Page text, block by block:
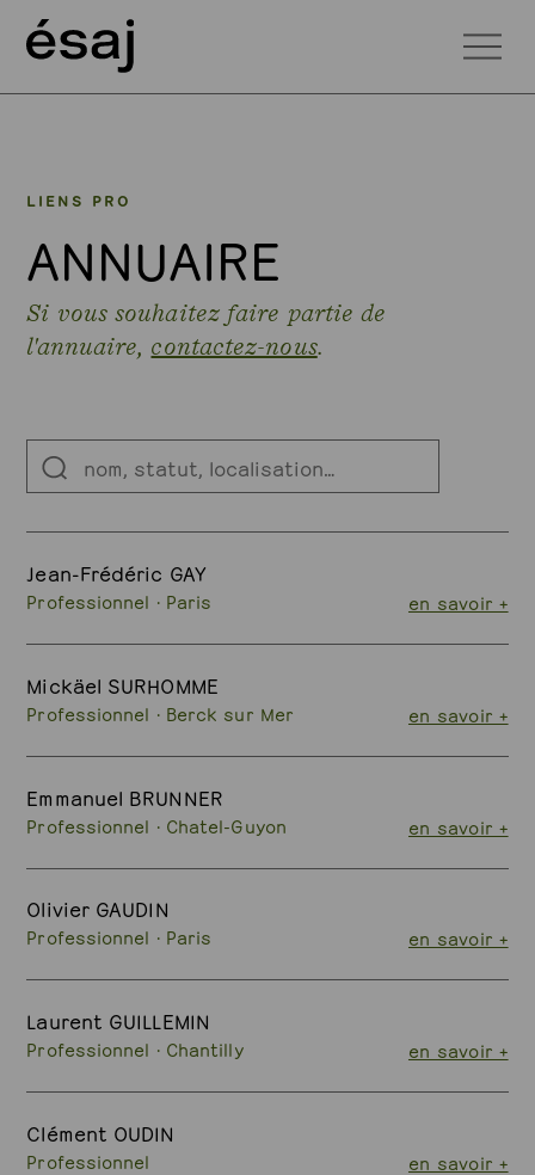
LIENS PRO
ANNUAIRE
Si vous souhaitez faire partie de
l'annuaire, contactez-nous.
Jean-Frédéric GAY
Professionnel · Paris en savoir +
Mickäel SURHOMME
Professionnel · Berck sur Mer en savoir +
Emmanuel BRUNNER
Professionnel · Chatel-Guyon en savoir +
Olivier GAUDIN
Professionnel · Paris en savoir +
Laurent GUILLEMIN
Professionnel · Chantilly en savoir +
Clément OUDIN
Professionnel en savoir +